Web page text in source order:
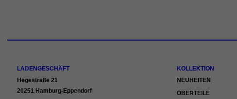
LADENGESCHÄFT
Hegestraße 21
20251 Hamburg-Eppendorf
KOLLEKTION
NEUHEITEN
OBERTEILE